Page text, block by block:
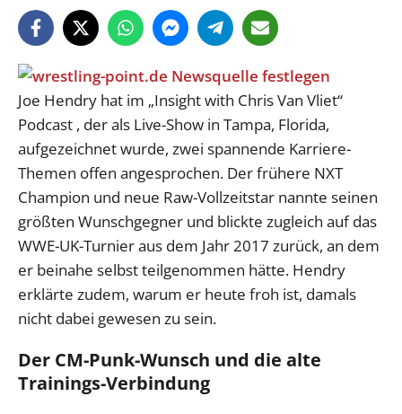
Joe Hendry hat im „Insight with Chris Van Vliet“
Podcast , der als Live-Show in Tampa, Florida,
aufgezeichnet wurde, zwei spannende Karriere-
Themen offen angesprochen. Der frühere NXT
Champion und neue Raw-Vollzeitstar nannte seinen
größten Wunschgegner und blickte zugleich auf das
WWE-UK-Turnier aus dem Jahr 2017 zurück, an dem
er beinahe selbst teilgenommen hätte. Hendry
erklärte zudem, warum er heute froh ist, damals
nicht dabei gewesen zu sein.
Der CM-Punk-Wunsch und die alte
Trainings-Verbindung